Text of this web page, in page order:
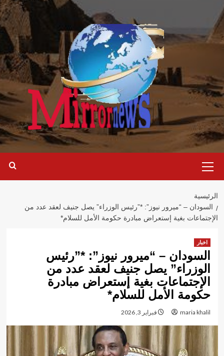
تخطي
إلى
المحتوى
الرئيسية
الرئيسية
السودان – “ميرور نيوز”: *”رئيس الوزراء” يصل جنيف لعقد عدد من
الإجتماعات بغية إستعراض مبادرة حكومة الأمل للسلام*
اخبار
السودان – “ميرور نيوز”: *”رئيس
الوزراء” يصل جنيف لعقد عدد من
الإجتماعات بغية إستعراض مبادرة
حكومة الأمل للسلام*
maria khalil فبراير 3, 2026